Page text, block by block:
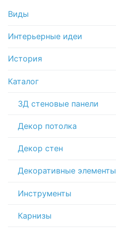
Виды
Интерьерные идеи
История
Каталог
3Д стеновые панели
Декор потолка
Декор стен
Декоративные элементы
Инструменты
Карнизы